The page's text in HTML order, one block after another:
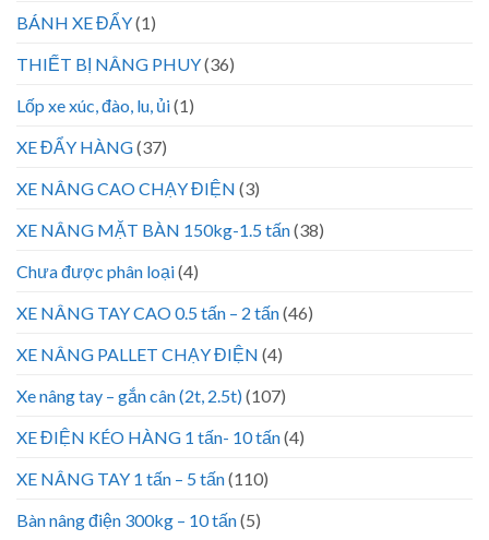
BÁNH XE ĐẨY(1)
THIẾT BỊ NÂNG PHUY(36)
Lốp xe xúc, đào, lu, ủi(1)
XE ĐẨY HÀNG(37)
XE NÂNG CAO CHẠY ĐIỆN (3)
XE NÂNG MẶT BÀN 150kg-1.5 tấn(38)
Chưa được phân loại(4)
XE NÂNG TAY CAO 0.5 tấn – 2 tấn(46)
XE NÂNG PALLET CHẠY ĐIỆN (4)
Xe nâng tay – gắn cân (2t, 2.5t)(107)
XE ĐIỆN KÉO HÀNG 1 tấn- 10 tấn(4)
XE NÂNG TAY 1 tấn – 5 tấn(110)
Bàn nâng điện 300kg – 10 tấn(5)